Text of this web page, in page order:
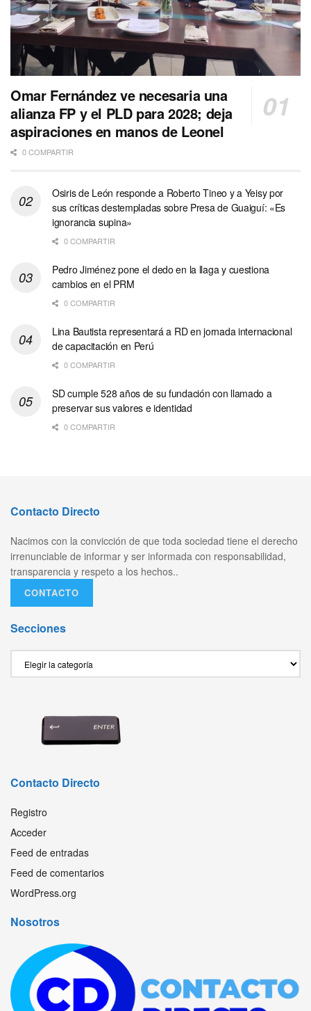
Omar Fernández ve necesaria una
alianza FP y el PLD para 2028; deja
aspiraciones en manos de Leonel
0 COMPARTIR
Osiris de León responde a Roberto Tineo y a Yeisy por
sus críticas destempladas sobre Presa de Guaiguí: «Es
ignorancia supina»
0 COMPARTIR
Pedro Jiménez pone el dedo en la llaga y cuestiona
cambios en el PRM
0 COMPARTIR
Lina Bautista representará a RD en jornada internacional
de capacitación en Perú
0 COMPARTIR
SD cumple 528 años de su fundación con llamado a
preservar sus valores e identidad
0 COMPARTIR
Contacto Directo
Nacimos con la convicción de que toda sociedad tiene el derecho
irrenunciable de informar y ser informada con responsabilidad,
transparencia y respeto a los hechos..
CONTACTO
Secciones
Contacto Directo
Registro
Acceder
Feed de entradas
Feed de comentarios
WordPress.org
Nosotros